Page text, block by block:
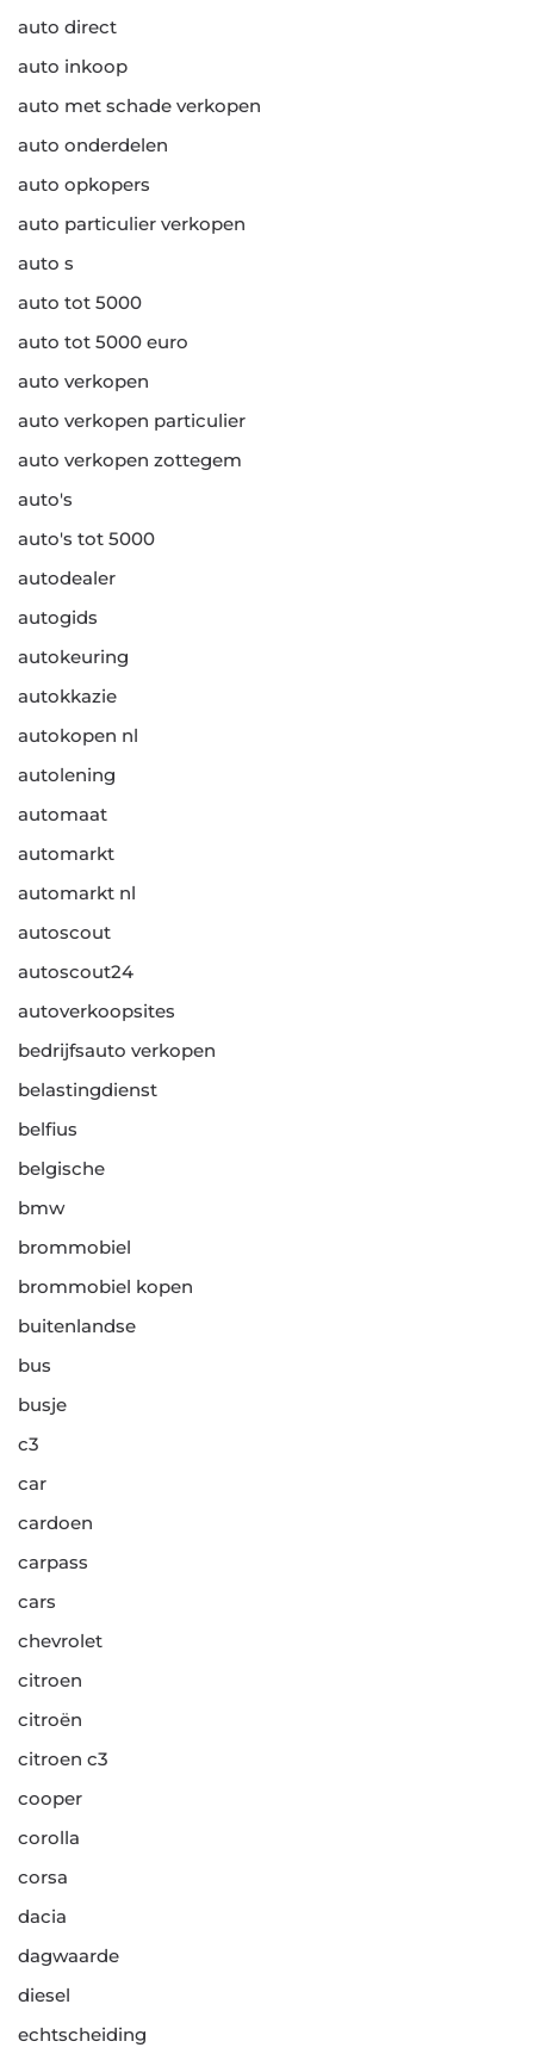
auto direct
auto inkoop
auto met schade verkopen
auto onderdelen
auto opkopers
auto particulier verkopen
auto s
auto tot 5000
auto tot 5000 euro
auto verkopen
auto verkopen particulier
auto verkopen zottegem
auto's
auto's tot 5000
autodealer
autogids
autokeuring
autokkazie
autokopen nl
autolening
automaat
automarkt
automarkt nl
autoscout
autoscout24
autoverkoopsites
bedrijfsauto verkopen
belastingdienst
belfius
belgische
bmw
brommobiel
brommobiel kopen
buitenlandse
bus
busje
c3
car
cardoen
carpass
cars
chevrolet
citroen
citroën
citroen c3
cooper
corolla
corsa
dacia
dagwaarde
diesel
echtscheiding